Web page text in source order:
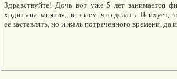
Здравствуйте! Дочь вот уже 5 лет занимается
ходить на занятия, не знаем, что делать. Психует,
её заставлять, но и жаль потраченного времени,